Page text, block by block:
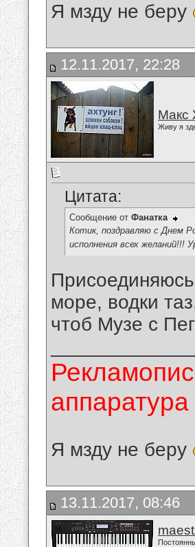
Я мзду не беру
12.11.2017, 22:28
Макс
Живу я
Цитата:
Сообщение от Фанатка
Котик, поздравляю с Днем
исполнения всех желаний!!!
море, водки
чтоб Музе с
Я мзду не беру
13.11.2017, 08:46